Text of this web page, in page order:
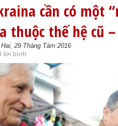
cần có một
thuộc thế hệ cũ
29 Tháng Tám 2016
lời bình